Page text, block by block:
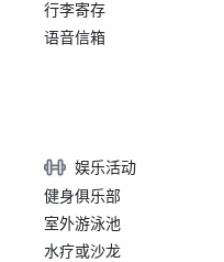
行李寄存
语音信箱
娱乐活动
健身俱乐部
室外游泳池
水疗或沙龙